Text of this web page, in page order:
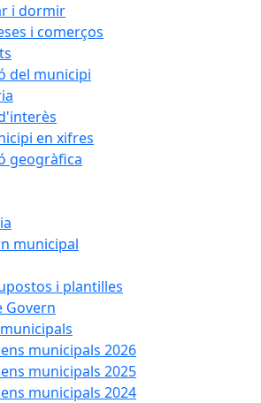
i dormir
i comerços
del municipi
en xifres
geogràfica
municipal
i plantilles
Govern
municipals 2026
municipals 2025
municipals 2024